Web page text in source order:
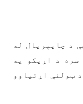
د چاپېریال له
سره د اړیکو په
ټولنې اړتیاوو